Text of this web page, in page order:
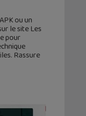
ou un
le site Les
pour
Rassure